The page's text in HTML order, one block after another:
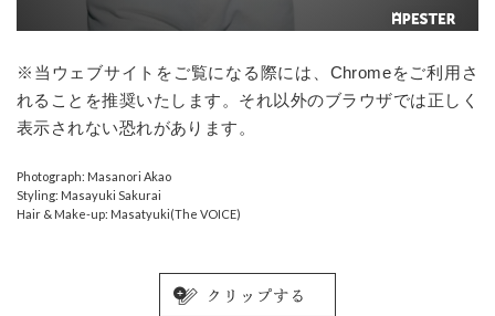
※当ウェブサイトをご覧になる際には、Chromeをご利用さ
れることを推奨いたします。それ以外のブラウザでは正しく
表示されない恐れがあります。
Photograph: Masanori Akao
Styling: Masayuki Sakurai
Hair & Make-up: Masatyuki(The VOICE)